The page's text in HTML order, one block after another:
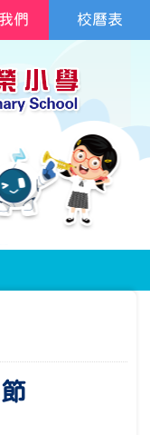
校曆表
們